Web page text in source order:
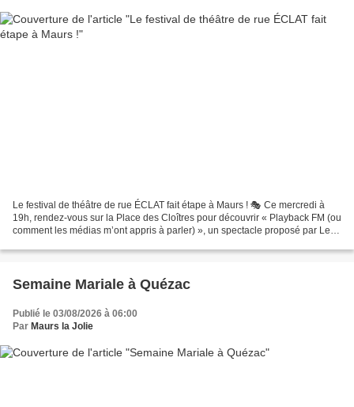
Le festival de théâtre de rue ÉCLAT fait étape à Maurs ! 🎭 Ce mercredi à
19h, rendez-vous sur la Place des Cloîtres pour découvrir « Playback FM (ou
comment les médias m’ont appris à parler) », un spectacle proposé par Les
Semaine Mariale à Quézac
Publié le 03/08/2026 à 06:00
Par Maurs la Jolie